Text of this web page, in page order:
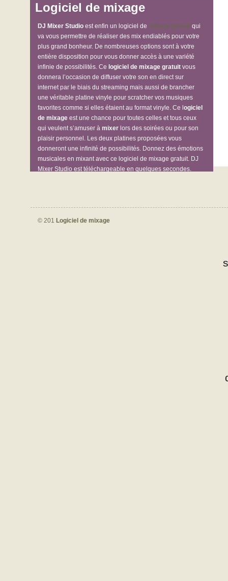
Logiciel de mixage
DJ Mixer Studio est enfin un logiciel de mixage gratuit qui
va vous permettre de réaliser des mix endiablés pour votre
plus grand bonheur. De nombreuses options sont à votre
entière disposition pour vous donner accès à une variété
infinie de possibilités. Ce logiciel de mixage gratuit vous
donnera l’occasion de diffuser votre son en direct sur
internet par le biais du streaming mais aussi de brancher
une véritable platine vinyle pour scratcher vos musiques
favorites comme si elles étaient au format vinyle. Ce l ogiciel
de mixage est une chance pour toutes celles et tous ceux
qui veulent s’amuser à mixer lors des soirées ou pour son
plaisir personnel. Les deux platines proposées vous
donneront une infinité de possibilités. Donnez des émotions
musicales en mixant avec ce logiciel de mixage gratuit. DJ
Mixer Studio est téléchargeable en quelques secondes.
© 201 Logiciel de mixage